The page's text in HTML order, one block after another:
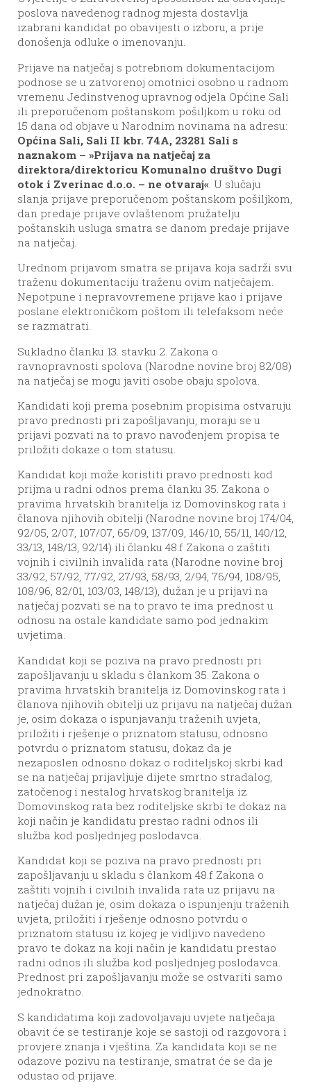
poslova navedenog radnog mjesta dostavlja
izabrani kandidat po obavijesti o izboru, a prije
donošenja odluke o imenovanju.
Prijave na natječaj s potrebnom dokumentacijom
podnose se u zatvorenoj omotnici osobno u radnom
vremenu Jedinstvenog upravnog odjela Općine Sali
ili preporučenom poštanskom pošiljkom u roku od
15 dana od objave u Narodnim novinama na adresu:
Općina Sali, Sali II kbr. 74A, 23281 Sali s
naznakom – »Prijava na natječaj za
direktora/direktoricu Komunalno društvo Dugi
otok i Zverinac d.o.o. – ne otvaraj«. U slučaju
slanja prijave preporučenom poštanskom pošiljkom,
dan predaje prijave ovlaštenom pružatelju
poštanskih usluga smatra se danom predaje prijave
na natječaj.
Urednom prijavom smatra se prijava koja sadrži svu
traženu dokumentaciju traženu ovim natječajem.
Nepotpune i nepravovremene prijave kao i prijave
poslane elektroničkom poštom ili telefaksom neće
se razmatrati.
Sukladno članku 13. stavku 2. Zakona o
ravnopravnosti spolova (Narodne novine broj 82/08)
na natječaj se mogu javiti osobe obaju spolova.
Kandidati koji prema posebnim propisima ostvaruju
pravo prednosti pri zapošljavanju, moraju se u
prijavi pozvati na to pravo navođenjem propisa te
priložiti dokaze o tom statusu.
Kandidat koji može koristiti pravo prednosti kod
prijma u radni odnos prema članku 35. Zakona o
pravima hrvatskih branitelja iz Domovinskog rata i
članova njihovih obitelji (Narodne novine broj 174/04,
92/05, 2/07, 107/07, 65/09, 137/09, 146/10, 55/11, 140/12,
33/13, 148/13, 92/14) ili članku 48.f Zakona o zaštiti
vojnih i civilnih invalida rata (Narodne novine broj
33/92, 57/92, 77/92, 27/93, 58/93, 2/94, 76/94, 108/95,
108/96, 82/01, 103/03, 148/13), dužan je u prijavi na
natječaj pozvati se na to pravo te ima prednost u
odnosu na ostale kandidate samo pod jednakim
uvjetima.
Kandidat koji se poziva na pravo prednosti pri
zapošljavanju u skladu s člankom 35. Zakona o
pravima hrvatskih branitelja iz Domovinskog rata i
članova njihovih obitelji uz prijavu na natječaj dužan
je, osim dokaza o ispunjavanju traženih uvjeta,
priložiti i rješenje o priznatom statusu, odnosno
potvrdu o priznatom statusu, dokaz da je
nezaposlen odnosno dokaz o roditeljskoj skrbi kad
se na natječaj prijavljuje dijete smrtno stradalog,
zatočenog i nestalog hrvatskog branitelja iz
Domovinskog rata bez roditeljske skrbi te dokaz na
koji način je kandidatu prestao radni odnos ili
služba kod posljednjeg poslodavca.
Kandidat koji se poziva na pravo prednosti pri
zapošljavanju u skladu s člankom 48.f Zakona o
zaštiti vojnih i civilnih invalida rata uz prijavu na
natječaj dužan je, osim dokaza o ispunjenju traženih
uvjeta, priložiti i rješenje odnosno potvrdu o
priznatom statusu iz kojeg je vidljivo navedeno
pravo te dokaz na koji način je kandidatu prestao
radni odnos ili služba kod posljednjeg poslodavca.
Prednost pri zapošljavanju može se ostvariti samo
jednokratno.
S kandidatima koji zadovoljavaju uvjete natječaja
obavit će se testiranje koje se sastoji od razgovora i
provjere znanja i vještina. Za kandidata koji se ne
odazove pozivu na testiranje, smatrat će se da je
odustao od prijave.